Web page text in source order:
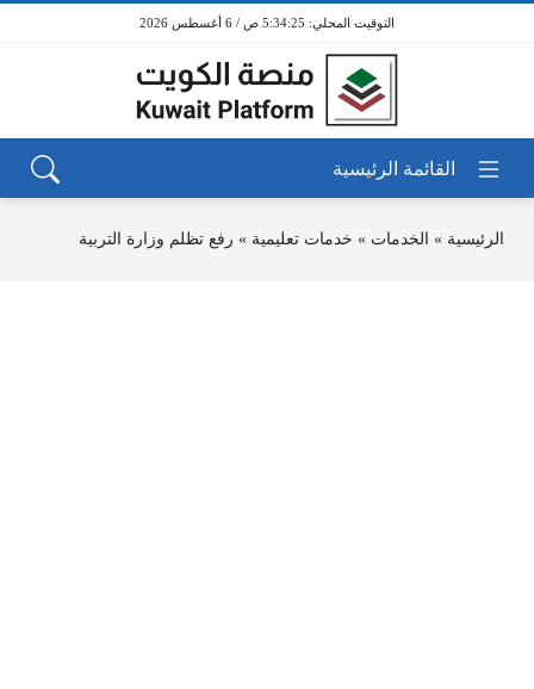
5:34:25 ص / 6 أغسطس 2026
الرئيسية » الخدمات » خدمات تعليمية » رفع تظلم وزارة التربية